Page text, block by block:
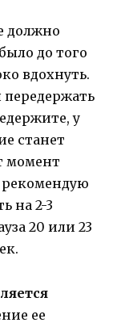
должно
до того
вдохнуть.
передержать
у
станет
момент
рекомендую
на 2-3
20 или 23
ее